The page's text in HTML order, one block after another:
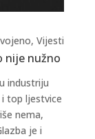
nije nužno
, Vijesti
industriju
top ljestvice
nema,
je i